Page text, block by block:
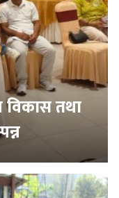
विकास तथा